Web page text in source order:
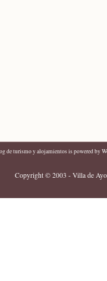
de turismo y alojamientosis powered by
Copyright © 2003 - Villa de